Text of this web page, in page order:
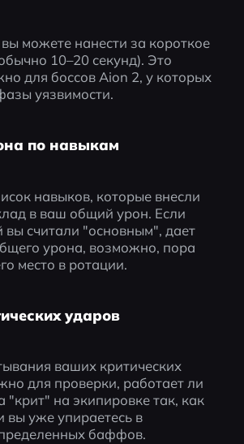
можете нанести за короткое
10–20 секунд). Это
для боссов Aion 2, у которых
уязвимости.
по навыкам
навыков, которые внесли
в ваш общий урон. Если
вы считали "основным", дает
урона, возможно, пора
место в ротации.
ударов
ваших критических
для проверки, работает ли
"крит" на экипировке так, как
вы уже упираетесь в
баффов.